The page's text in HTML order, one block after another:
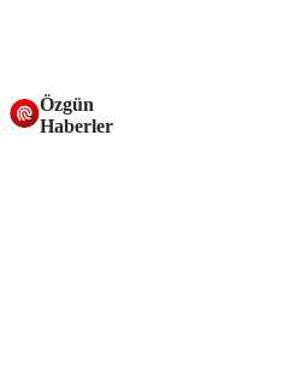
Özgün
Haberler